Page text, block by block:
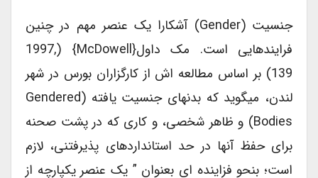
جنسیت (gender) آشکارا یک عنصر مهم در چنین
فرایندهایی است. مک داول{McDowell} (1997,
139) بر اساس مطالعه اش از کارگزاران بورس در شهر
لندن، میگوید که بدنهای جنسیت یافته (gendered
Bodies) و ظاهر شخصی، و کاری که در پشت صحنه
برای حفظ آنها در حد استانداردهای پذیرفتنی، لازم
است؛ بنحو فزاینده ای بعنوان ” یک عنصر یکپارچه از